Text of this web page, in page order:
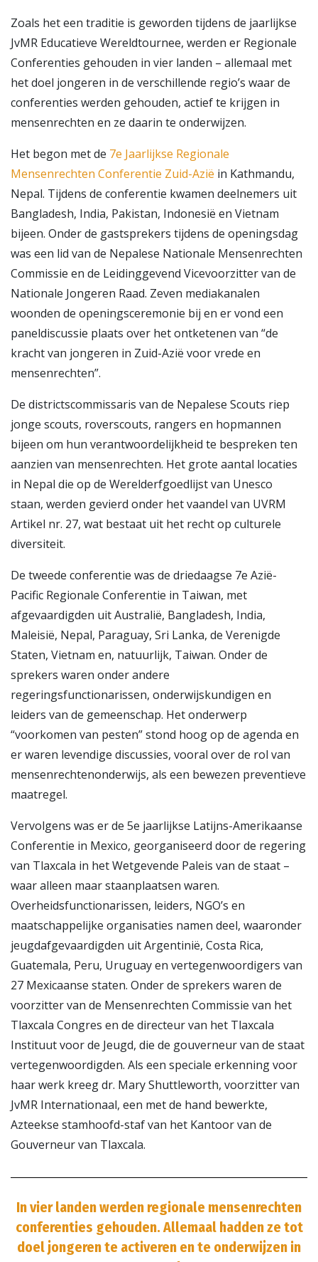
Zoals het een traditie is geworden tijdens de jaarlijkse
JvMR Educatieve Wereldtournee, werden er Regionale
Conferenties gehouden in vier landen – allemaal met
het doel jongeren in de verschillende regio’s waar de
conferenties werden gehouden, actief te krijgen in
mensenrechten en ze daarin te onderwijzen.
Het begon met de 7e Jaarlijkse Regionale
Mensenrechten Conferentie Zuid-Azië in Kathmandu,
Nepal. Tijdens de conferentie kwamen deelnemers uit
Bangladesh, India, Pakistan, Indonesië en Vietnam
bijeen. Onder de gastsprekers tijdens de openingsdag
was een lid van de Nepalese Nationale Mensenrechten
Commissie en de Leidinggevend Vicevoorzitter van de
Nationale Jongeren Raad. Zeven mediakanalen
woonden de openingsceremonie bij en er vond een
paneldiscussie plaats over het ontketenen van “de
kracht van jongeren in Zuid-Azië voor vrede en
mensenrechten”.
De districtscommissaris van de Nepalese Scouts riep
jonge scouts, roverscouts, rangers en hopmannen
bijeen om hun verantwoordelijkheid te bespreken ten
aanzien van mensenrechten. Het grote aantal locaties
in Nepal die op de Werelderfgoedlijst van Unesco
staan, werden gevierd onder het vaandel van UVRM
Artikel nr. 27, wat bestaat uit het recht op culturele
diversiteit.
De tweede conferentie was de driedaagse 7e Azië-
Pacific Regionale Conferentie in Taiwan, met
afgevaardigden uit Australië, Bangladesh, India,
Maleisië, Nepal, Paraguay, Sri Lanka, de Verenigde
Staten, Vietnam en, natuurlijk, Taiwan. Onder de
sprekers waren onder andere
regeringsfunctionarissen, onderwijskundigen en
leiders van de gemeenschap. Het onderwerp
“voorkomen van pesten” stond hoog op de agenda en
er waren levendige discussies, vooral over de rol van
mensenrechtenonderwijs, als een bewezen preventieve
maatregel.
Vervolgens was er de 5e jaarlijkse Latijns-Amerikaanse
Conferentie in Mexico, georganiseerd door de regering
van Tlaxcala in het Wetgevende Paleis van de staat –
waar alleen maar staanplaatsen waren.
Overheidsfunctionarissen, leiders, NGO’s en
maatschappelijke organisaties namen deel, waaronder
jeugdafgevaardigden uit Argentinië, Costa Rica,
Guatemala, Peru, Uruguay en vertegenwoordigers van
27 Mexicaanse staten. Onder de sprekers waren de
voorzitter van de Mensenrechten Commissie van het
Tlaxcala Congres en de directeur van het Tlaxcala
Instituut voor de Jeugd, die de gouverneur van de staat
vertegenwoordigden. Als een speciale erkenning voor
haar werk kreeg dr. Mary Shuttleworth, voorzitter van
JvMR Internationaal, een met de hand bewerkte,
Azteekse stamhoofd-staf van het Kantoor van de
Gouverneur van Tlaxcala.
In vier landen werden regionale mensenrechten
conferenties gehouden. Allemaal hadden ze tot
doel jongeren te activeren en te onderwijzen in